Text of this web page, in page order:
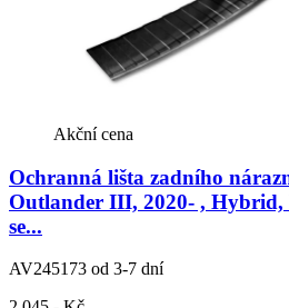
Akční cena
Ochranná lišta zadního
Outlander III, 2020- , Hybrid,
se...
AV245173 od 3-7 dní